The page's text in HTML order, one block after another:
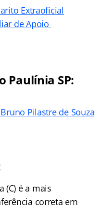
Extraoficial
de Apoio
Paulínia SP:
Pilastre de Souza
(C) é a mais
correta em